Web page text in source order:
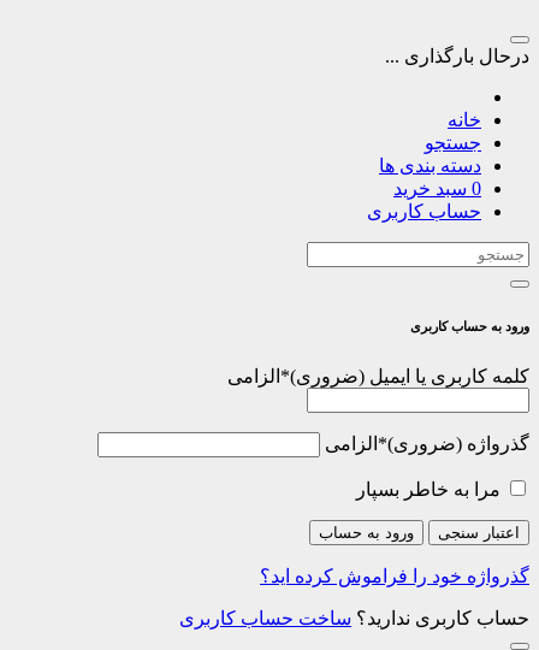
درحال بارگذاری ...
خانه
جستجو
دسته بندی ها
0 سبد خرید
حساب کاربری
ورود به حساب کاربری
کلمه کاربری یا ایمیل * الزامی
گذرواژه * الزامی
مرا به خاطر بسپار
اعتبار سنجی ورود به حساب
گذرواژه خود را فراموش کرده اید؟
حساب کاربری ندارید؟ ساخت حساب کاربری